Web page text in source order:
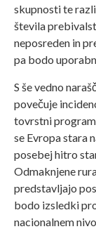
skupnosti te
števila
neposreden in
pa bodo
S še vedno
povečuje
tovrstni
se Evropa stara
posebej hitro
Odmaknjene
predstavljajo
bodo izsledki
nacionalnem